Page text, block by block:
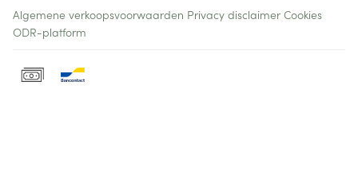
Algemene verkoopsvoorwaarden Privacy disclaimer Cookies
ODR-platform